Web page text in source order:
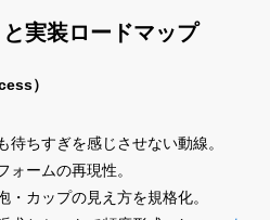
実装ロードマップ
）
待ちすぎを感じさせない動線。
ォームの再現性。
・カップの見え方を規格化。